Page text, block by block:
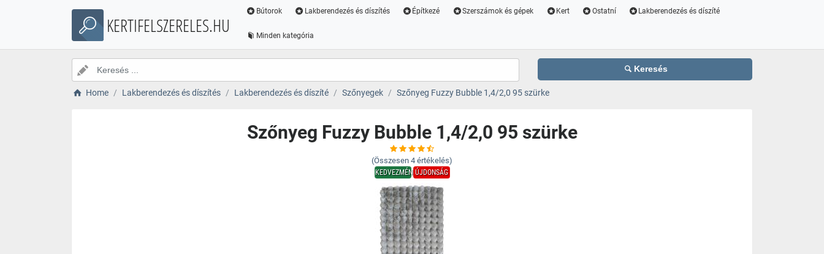
KERTIFELSZERELES.HU
Bútorok Lakberendezés és díszítés Építkezé Szerszámok és gépek Kert Ostatní Lakberendezés és díszíté
Minden kategória
Keresés
Home Lakberendezés és díszítés Lakberendezés és díszíté Szőnyegek Szőnyeg Fuzzy Bubble 1,4/2,0 95 szürke
Szőnyeg Fuzzy Bubble 1,4/2,0 95 szürke
(Összesen 4 értékelés)
KEDVEZMÉNYÚJDONSÁG